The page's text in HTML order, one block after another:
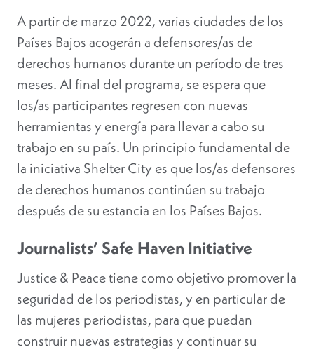
A partir de marzo 2022, varias ciudades de los
Países Bajos acogerán a defensores/as de
derechos humanos durante un período de tres
meses. Al final del programa, se espera que
los/as participantes regresen con nuevas
herramientas y energía para llevar a cabo su
trabajo en su país. Un principio fundamental de
la iniciativa Shelter City es que los/as defensores
de derechos humanos continúen su trabajo
después de su estancia en los Países Bajos.
Journalists’ Safe Haven Initiative
Justice & Peace tiene como objetivo promover la
seguridad de los periodistas, y en particular de
las mujeres periodistas, para que puedan
construir nuevas estrategias y continuar su